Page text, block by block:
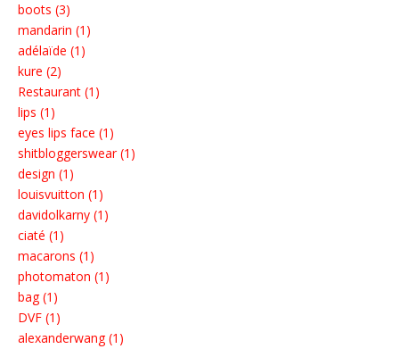
boots (3)
mandarin (1)
adélaïde (1)
kure (2)
Restaurant (1)
lips (1)
eyes lips face (1)
shitbloggerswear (1)
design (1)
louisvuitton (1)
davidolkarny (1)
ciaté (1)
macarons (1)
photomaton (1)
bag (1)
DVF (1)
alexanderwang (1)